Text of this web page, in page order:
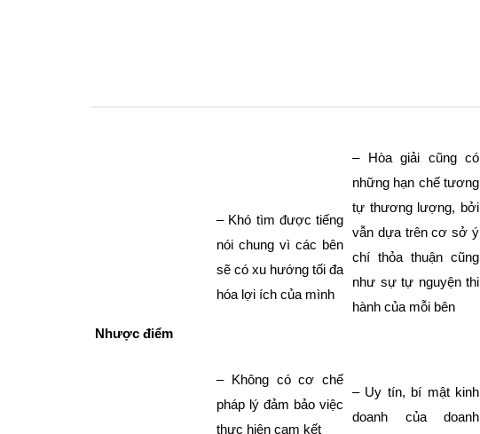
Nhược điểm
– Khó tìm được tiếng
nói chung vì các bên
sẽ có xu hướng tối đa
hóa lợi ích của mình
– Không có cơ chế
pháp lý đảm bảo việc
thực hiện cam kết
– Hòa giải cũng có
những hạn chế tương
tự thương lượng, bởi
vẫn dựa trên cơ sở ý
chí thỏa thuận cũng
như sự tự nguyện thi
hành của mỗi bên
– Uy tín, bí mật kinh
doanh của doanh